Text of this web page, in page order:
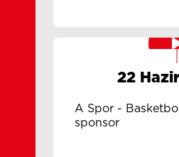
22
A Spor -
sponsor